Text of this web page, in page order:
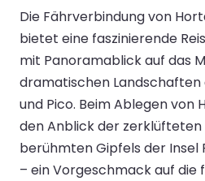
Die Fährverbindung von
bietet eine faszinierende
mit Panoramablick auf das
dramatischen Landschaften
und Pico. Beim Ablegen von
den Anblick der zerklüfteten
berühmten Gipfels der Insel
– ein Vorgeschmack auf die